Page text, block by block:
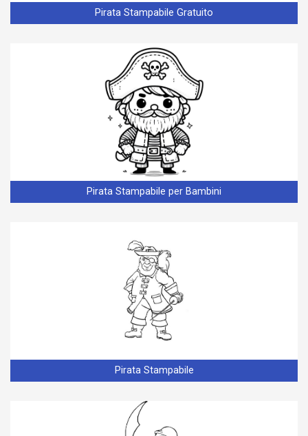
Pirata Stampabile Gratuito
Pirata Stampabile per Bambini
Pirata Stampabile